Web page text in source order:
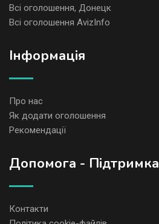
Всі оголошення, Донецк
Всі оголошення AvizInfo
Iнформація
Про нас
Як додати оголошення
Рекомендації
Допомога - Підтримка
Контакти